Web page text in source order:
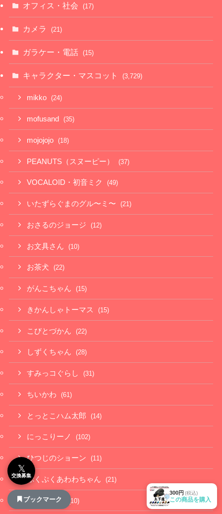
300円 (税込)
この商品を購入
オフィス・社会 (17)
カメラ (21)
ガラケー・電話 (15)
キャラクター・マスコット (3,729)
mikko (24)
mofusand (35)
mojojojo (18)
PEANUTS（スヌーピー） (37)
VOCALOID・初音ミク (49)
いたずらぐまのグル〜ミ〜 (21)
おさるのジョージ (12)
お文具さん (10)
お茶犬 (22)
がんこちゃん (15)
きかんしゃトーマス (15)
こびとづかん (22)
しずくちゃん (28)
すみっコぐらし (31)
ちいかわ (61)
とっとこハム太郎 (14)
にっこりーノ (102)
ひつじのショーン (11)
ぷくぷくあわわちゃん (21)
もちにゃみ (10)
𝕏
交換募集
ブックマーク